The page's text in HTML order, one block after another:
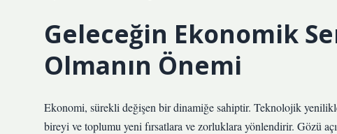
Geleceğin Ekonomik
Olmanın Önemi
Ekonomi, sürekli değişen bir dinamiğe sahiptir. Teknolojik
bireyi ve toplumu yeni fırsatlara ve zorluklara yönlendirir. Gözü